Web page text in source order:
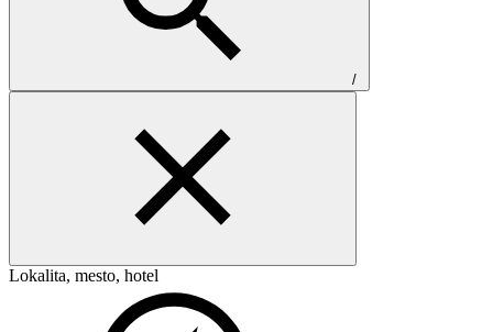
/
Lokalita, mesto, hotel